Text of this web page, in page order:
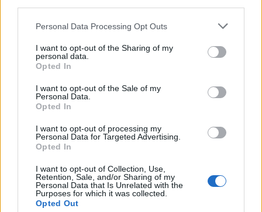
Personal Data Processing Opt Outs
I want to opt-out of the Sharing of my
personal data.
Opted In
I want to opt-out of the Sale of my
Personal Data.
Opted In
I want to opt-out of processing my
Personal Data for Targeted Advertising.
Opted In
I want to opt-out of Collection, Use,
Retention, Sale, and/or Sharing of my
Personal Data that Is Unrelated with the
Purposes for which it was collected.
Opted Out
2026. augusztus 06., csütörtök
Mentőhelikopterrel vitték
kórházba, miután kiemelték a
Marosból – frissítve